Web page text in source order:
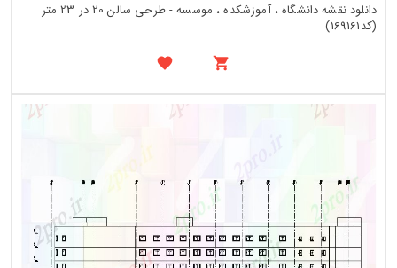
دانلود نقشه دانشگاه ، آموزشکده ، موسسه - طرحی سالن 20 در 23 متر
(کد169161)